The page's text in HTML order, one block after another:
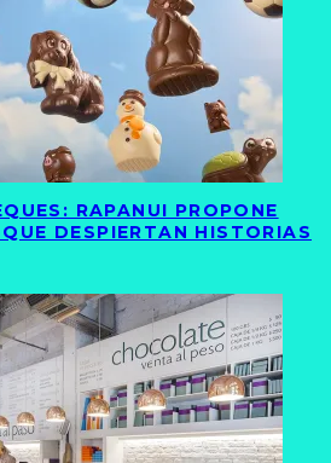
RAPANUI PROPONE
DESPIERTAN HISTORIAS